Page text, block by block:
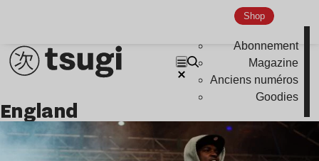
Shop
Abonnement
Magazine
Anciens numéros
Goodies
england